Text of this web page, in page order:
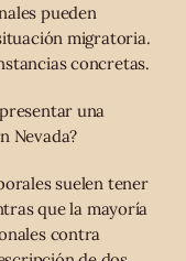
pueden
migratoria.
concretas.
una
Nevada?
suelen tener
que la mayoría
contra